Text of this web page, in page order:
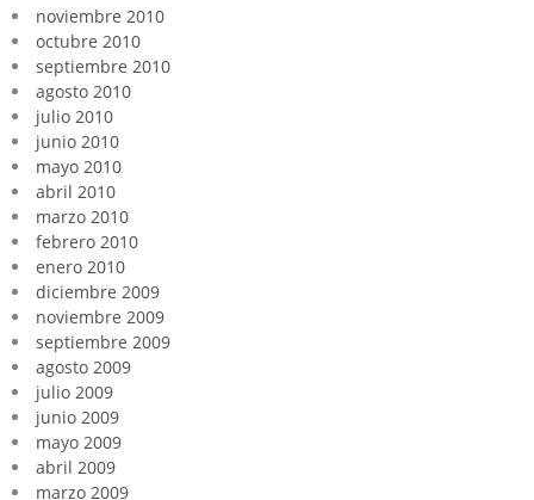
noviembre 2010
octubre 2010
septiembre 2010
agosto 2010
julio 2010
junio 2010
mayo 2010
abril 2010
marzo 2010
febrero 2010
enero 2010
diciembre 2009
noviembre 2009
septiembre 2009
agosto 2009
julio 2009
junio 2009
mayo 2009
abril 2009
marzo 2009